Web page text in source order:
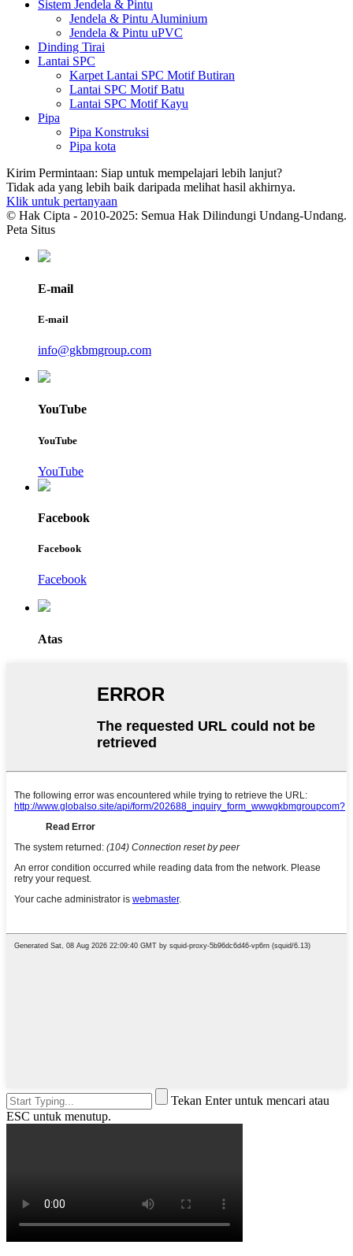
Sistem Jendela & Pintu
Jendela & Pintu Aluminium
Jendela & Pintu uPVC
Dinding Tirai
Lantai SPC
Karpet Lantai SPC Motif Butiran
Lantai SPC Motif Batu
Lantai SPC Motif Kayu
Pipa
Pipa Konstruksi
Pipa kota
Kirim Permintaan: Siap untuk mempelajari lebih lanjut?
Tidak ada yang lebih baik daripada melihat hasil akhirnya.
Klik untuk pertanyaan
© Hak Cipta - 2010-2025: Semua Hak Dilindungi Undang-Undang.
Peta Situs
E-mail
E-mail
info@gkbmgroup.com
YouTube
YouTube
YouTube
Facebook
Facebook
Facebook
Atas
Tekan Enter untuk mencari atau
ESC untuk menutup.